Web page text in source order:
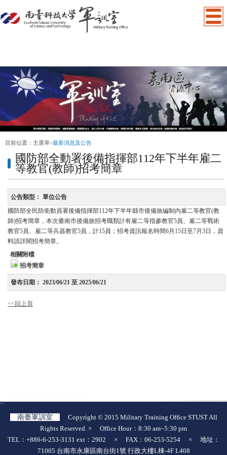
目前位置： 主選單>最新消息及公告
國防部全動署後備指揮部112年下半年雇二
等教官(教師)招考簡章
公告類型： 單位公告
國防部全民防衛動員署後備指揮部112年下半年縣市後備旅編制內雇二等教官(教
師)招考簡章，本次臺南市後備旅招考職類計有雇二等指參教官5員、雇二等戰術
教官5員、雇二等兵器教官5員，計15員；招考資訊報名時間6月15日至7月3日，資
料請詳閱招考簡章。
相關附檔
招考簡章
發布日期： 2023/06/21 至 2025/06/21
<<回上頁
:::
南臺軍訓室
Copyright © 2015 Military Training Office STUST All
Rights Reserved. × Office Hour：8:30 am~5:30 pm
TEL：+886-6-253-3131 ext：2902 × FAX：06-253-5254 × 地址：
71005 台南市永康區南台街1號 行政大樓L棟-4F L408